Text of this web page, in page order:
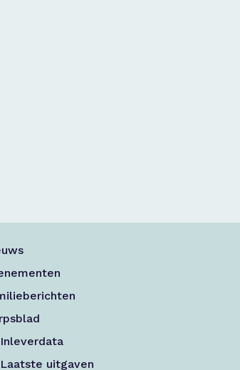
Inleverdata
Laatste uitgaven